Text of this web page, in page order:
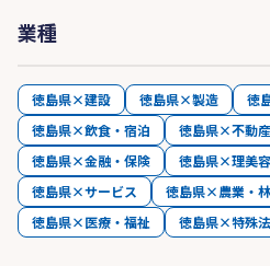
業種
徳島県×建設 徳島県×製造 徳
徳島県×飲食・宿泊
徳島県×不動産
徳島県×金融・保険
徳島県×理美容
徳島県×サービス
徳島県×農業・
徳島県×医療・福祉
徳島県×特殊